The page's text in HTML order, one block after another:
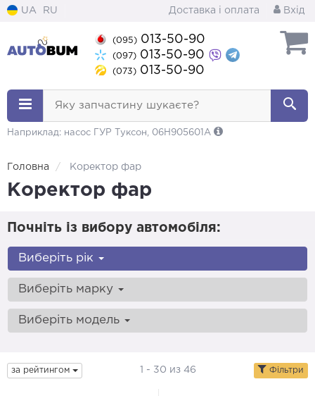
UA RU Доставка і оплата Вхід
(095) 013-50-90
(097) 013-50-90
(073) 013-50-90
Яку запчастину шукаєте?
Наприклад: насос ГУР Туксон, 06H905601A
Головна Коректор фар
Коректор фар
Почніть із вибору автомобіля:
Виберіть рік
Виберіть марку
Виберіть модель
за рейтингом 1 - 30 из 46 Фільтри